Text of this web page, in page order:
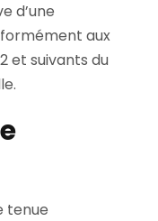
d’une
aux
et suivants du
tenue